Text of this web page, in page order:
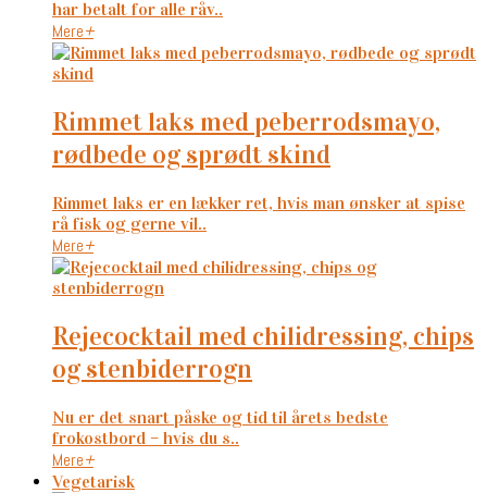
har betalt for alle råv..
Mere+
rimmet laks med peberrodsmayo,
rødbede og sprødt skind
Rimmet laks er en lækker ret, hvis man ønsker at spise
rå fisk og gerne vil..
Mere+
rejecocktail med chilidressing, chips
og stenbiderrogn
Nu er det snart påske og tid til årets bedste
frokostbord – hvis du s..
Mere+
Vegetarisk